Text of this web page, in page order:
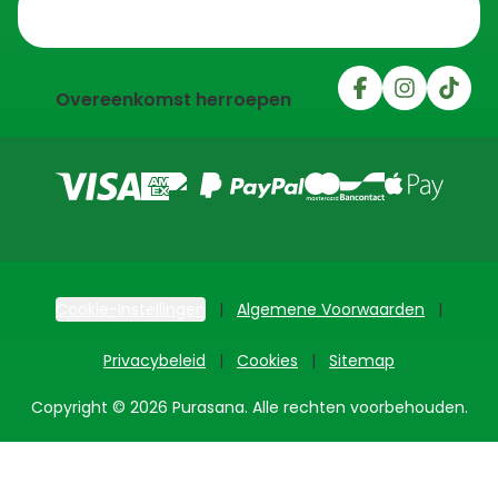
Overeenkomst herroepen
Algemene Voorwaarden
Privacybeleid Cookies Sitemap
Copyright © 2026 Purasana. Alle rechten voorbehouden.